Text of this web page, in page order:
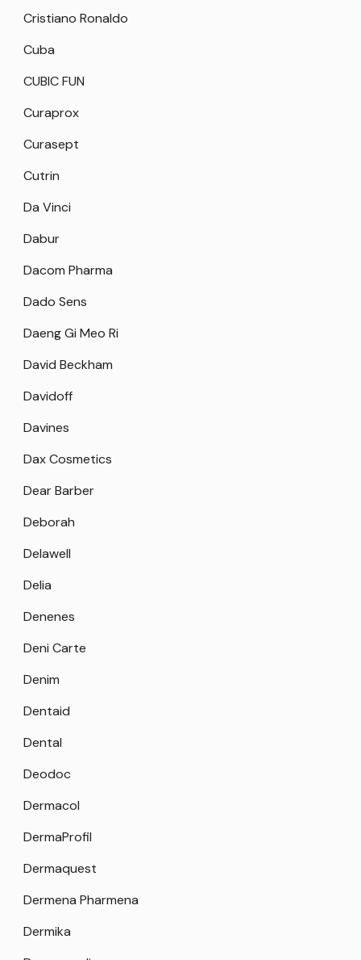
Cristiano Ronaldo
Cuba
CUBIC FUN
Curaprox
Curasept
Cutrin
Da Vinci
Dabur
Dacom Pharma
Dado Sens
Daeng Gi Meo Ri
David Beckham
Davidoff
Davines
Dax Cosmetics
Dear Barber
Deborah
Delawell
Delia
Denenes
Deni Carte
Denim
Dentaid
Dental
Deodoc
Dermacol
DermaProfil
Dermaquest
Dermena Pharmena
Dermika